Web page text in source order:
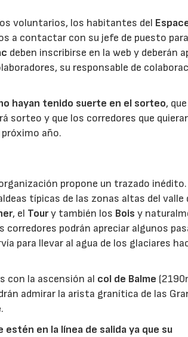
voluntarios, los habitantes del
a contactar con su jefe de puesto
deben inscribirse en la web y deberán
su responsable de
hayan tenido suerte en el sorteo,
sorteo y que los corredores que
año.
propone un trazado
típicas de las zonas altas del valle
, el Toury también los Bois y
corredores podrán apreciar algunos
para llevar al agua de los glaciares
con la ascensión al col de Balme
admirar la arista granítica de las
.
en la línea de salida ya que su